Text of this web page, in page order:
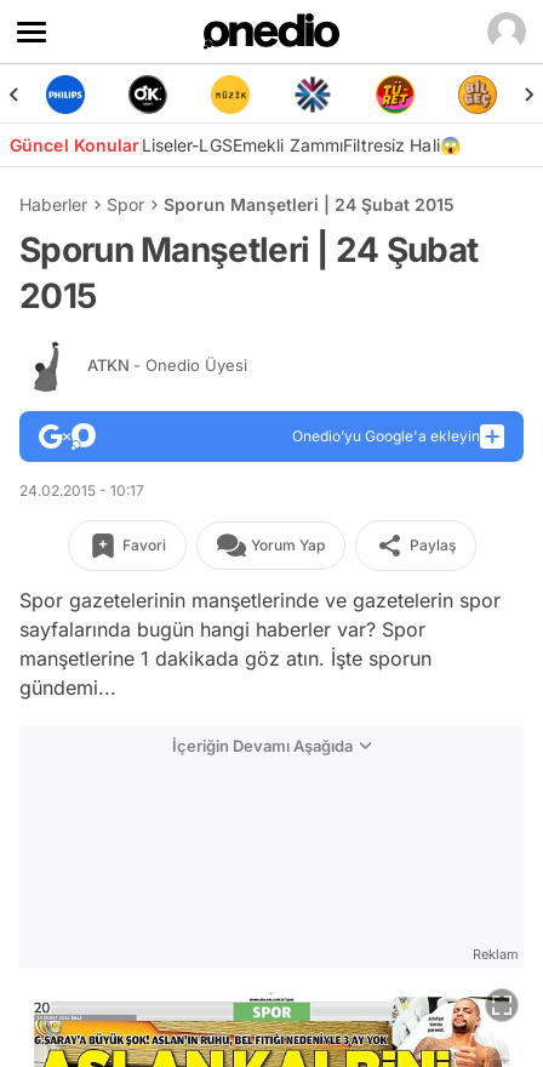
Güncel KonularLiseler-LGSEmekli ZammıFiltresiz Hali😱
Haberler Spor Sporun Manşetleri | 24 Şubat 2015
Sporun Manşetleri | 24 Şubat
2015
ATKN - Onedio Üyesi
Onedio’yu Google'a ekleyin
24.02.2015 - 10:17
Favori Yorum Yap Paylaş
Spor gazetelerinin manşetlerinde ve gazetelerin spor
sayfalarında bugün hangi haberler var? Spor
manşetlerine 1 dakikada göz atın. İşte sporun
gündemi...
İçeriğin Devamı Aşağıda
Reklam